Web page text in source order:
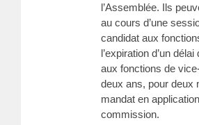
l’Assemblée. Ils
au cours d’une
candidat aux
l’expiration d’un
aux fonctions de
deux ans, pour deux
mandat en
commission.